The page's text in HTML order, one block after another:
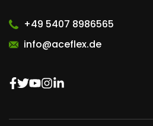
+49 5407 8986565
info@aceflex.de